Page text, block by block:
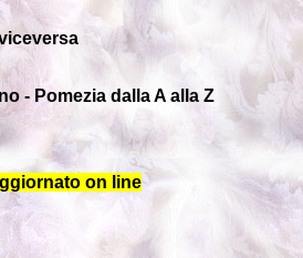
- Pomezia dalla A alla Z
on line